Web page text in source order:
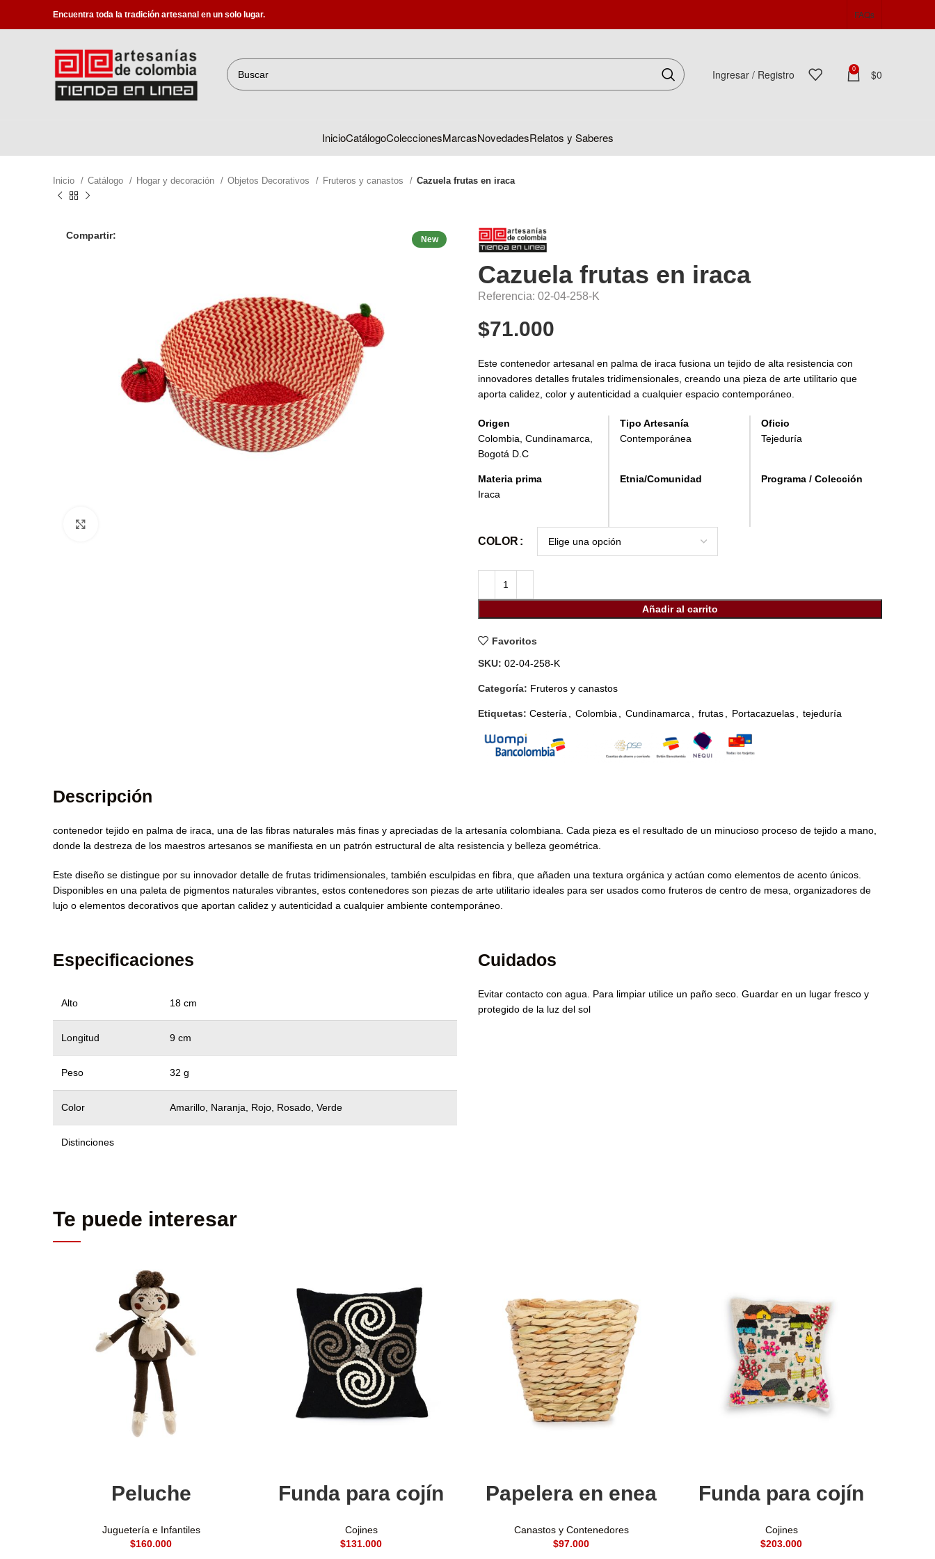
Encuentra toda la tradición artesanal en un solo lugar. FAQs
Ingresar / Registro 0 $0
InicioCatálogoColeccionesMarcasNovedadesRelatos y Saberes
Inicio Catálogo Hogar y decoración Objetos Decorativos Fruteros y canastos Cazuela frutas en iraca
New
Cazuela frutas en iraca
Referencia: 02-04-258-K
$71.000
Este contenedor artesanal en palma de iraca fusiona un tejido de alta resistencia con
innovadores detalles frutales tridimensionales, creando una pieza de arte utilitario que
aporta calidez, color y autenticidad a cualquier espacio contemporáneo.
Origen
Colombia, Cundinamarca,
Bogotá D.C
Materia prima
Iraca
Tipo Artesanía
Contemporánea
Etnia/Comunidad
Oficio
Tejeduría
Programa / Colección
COLOR
Añadir al carrito
Favoritos
SKU: 02-04-258-K
Categoría: Fruteros y canastos
Etiquetas: Cestería Colombia Cundinamarca frutas Portacazuelas tejeduría
Compartir:
Descripción
contenedor tejido en palma de iraca, una de las fibras naturales más finas y apreciadas de la artesanía colombiana. Cada pieza es el resultado de un minucioso proceso de tejido a mano,
donde la destreza de los maestros artesanos se manifiesta en un patrón estructural de alta resistencia y belleza geométrica.
Este diseño se distingue por su innovador detalle de frutas tridimensionales, también esculpidas en fibra, que añaden una textura orgánica y actúan como elementos de acento únicos.
Disponibles en una paleta de pigmentos naturales vibrantes, estos contenedores son piezas de arte utilitario ideales para ser usados como fruteros de centro de mesa, organizadores de
lujo o elementos decorativos que aportan calidez y autenticidad a cualquier ambiente contemporáneo.
Especificaciones
Alto 18 cm
Longitud 9 cm
Peso 32 g
Color Amarillo, Naranja, Rojo, Rosado, Verde
Distinciones
Cuidados
Evitar contacto con agua. Para limpiar utilice un paño seco. Guardar en un lugar fresco y
protegido de la luz del sol
Te puede interesar
Peluche
Juguetería e Infantiles
$
Funda para cojín
Cojines
$
Papelera en enea
Canastos y Contenedores
$
Funda para cojín
Cojines
$